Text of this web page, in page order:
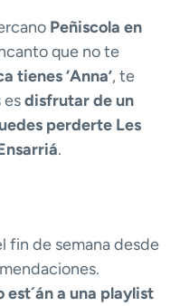
Peñiscola en
que no te
tienes ‘Anna’, te
esdisfrutar de un
perderte Les
.
fin de semana desde
a una playlist